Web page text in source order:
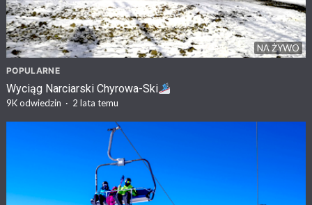
NA ŻYWO
POPULARNE
Wyciąg Narciarski Chyrowa-Ski
9Kodwiedzin · 2 lata temu